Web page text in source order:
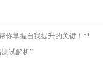
你掌握自我提升的关键！**
试解析”